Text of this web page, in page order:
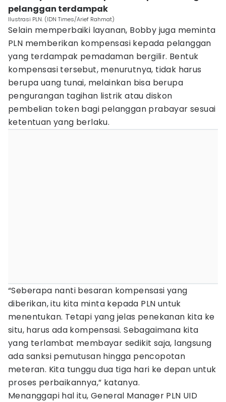
pelanggan terdampak
Ilustrasi PLN. (IDN Times/Arief Rahmat)
Selain memperbaiki layanan, Bobby juga meminta
PLN memberikan kompensasi kepada pelanggan
yang terdampak pemadaman bergilir. Bentuk
kompensasi tersebut, menurutnya, tidak harus
berupa uang tunai, melainkan bisa berupa
pengurangan tagihan listrik atau diskon
pembelian token bagi pelanggan prabayar sesuai
ketentuan yang berlaku.
“Seberapa nanti besaran kompensasi yang
diberikan, itu kita minta kepada PLN untuk
menentukan. Tetapi yang jelas penekanan kita ke
situ, harus ada kompensasi. Sebagaimana kita
yang terlambat membayar sedikit saja, langsung
ada sanksi pemutusan hingga pencopotan
meteran. Kita tunggu dua tiga hari ke depan untuk
proses perbaikannya,” katanya.
Menanggapi hal itu, General Manager PLN UID